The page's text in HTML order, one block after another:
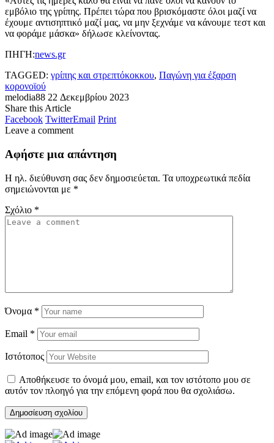
εμβόλιο της γρίπης. Πρέπει τώρα που βρισκόμαστε όλοι μαζί να
έχουμε αντισηπτικό μαζί μας, να μην ξεχνάμε να κάνουμε τεστ και
να φοράμε μάσκα» δήλωσε κλείνοντας.
ΠΗΓΗ:news.gr
TAGGED: γρίπης και στρεπτόκοκκου, Παγώνη για έξαρση
κορονοϊού
melodia88 22 Δεκεμβρίου 2023
Share this Article
Facebook TwitterEmail Print
Leave a comment
Αφήστε μια απάντηση
Η ηλ. διεύθυνση σας δεν δημοσιεύεται. Τα υποχρεωτικά πεδία
σημειώνονται με *
Σχόλιο *
Όνομα *
Email *
Ιστότοπος
Αποθήκευσε το όνομά μου, email, και τον ιστότοπο μου σε
αυτόν τον πλοηγό για την επόμενη φορά που θα σχολιάσω.